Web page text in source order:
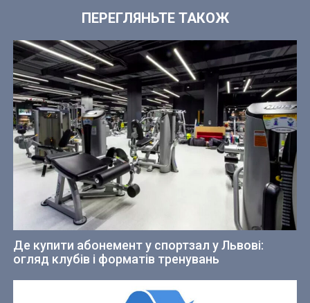
ПЕРЕГЛЯНЬТЕ ТАКОЖ
Де купити абонемент у спортзал у Львові:
огляд клубів і форматів тренувань